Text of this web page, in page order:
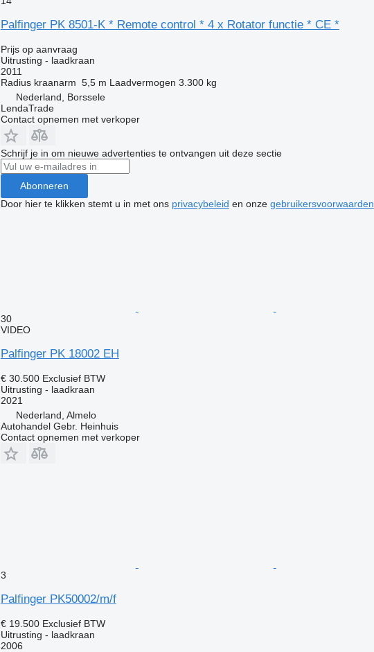
Palfinger PK 8501-K * Remote control * 4 x Rotator functie * CE *
Prijs op aanvraag
Uitrusting - laadkraan
2011
Radius kraanarm 5,5 m Laadvermogen 3.300 kg
Nederland, Borssele
LendaTrade
Contact opnemen met verkoper
Schrijf je in om nieuwe advertenties te ontvangen uit deze sectie
Abonneren
Door hier te klikken stemt u in met ons privacybeleid en onze gebruikersvoorwaarden
30
VIDEO
Palfinger PK 18002 EH
€ 30.500 Exclusief BTW
Uitrusting - laadkraan
2021
Nederland, Almelo
Autohandel Gebr. Heinhuis
Contact opnemen met verkoper
3
Palfinger PK50002/m/f
€ 19.500 Exclusief BTW
Uitrusting - laadkraan
2006